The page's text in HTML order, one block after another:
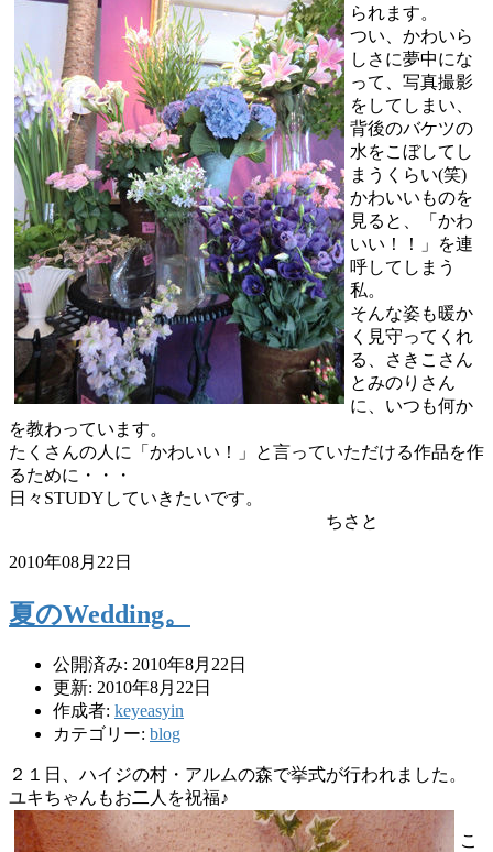
られます。
つい、かわいら
しさに夢中にな
って、写真撮影
をしてしまい、
背後のバケツの
水をこぼしてし
まうくらい(笑)
かわいいものを
見ると、「かわ
いい！！」を連
呼してしまう
私。
そんな姿も暖か
く見守ってくれ
る、さきこさん
とみのりさん
に、いつも何か
を教わっています。
たくさんの人に「かわいい！」と言っていただける作品を作
るために・・・
日々STUDYしていきたいです。
ちさと
2010年08月22日
夏のWedding。
公開済み: 2010年8月22日
更新: 2010年8月22日
作成者: keyeasyin
カテゴリー: blog
２１日、ハイジの村・アルムの森で挙式が行われました。
ユキちゃんもお二人を祝福♪
こ